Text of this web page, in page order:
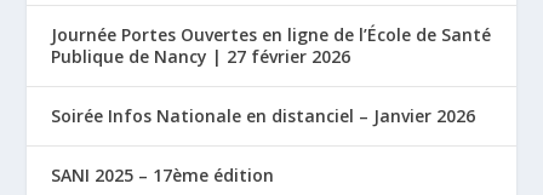
Journée Portes Ouvertes en ligne de l’École de Santé
Publique de Nancy | 27 février 2026
Soirée Infos Nationale en distanciel – Janvier 2026
SANI 2025 – 17ème édition